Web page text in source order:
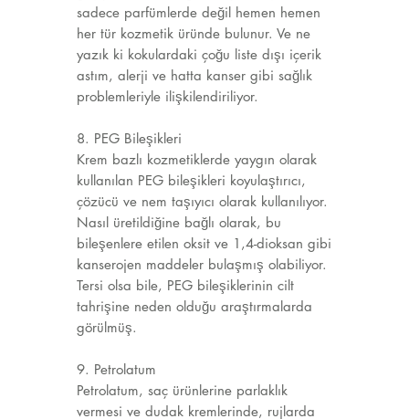
sadece parfümlerde değil hemen hemen
her tür kozmetik üründe bulunur. Ve ne
yazık ki kokulardaki çoğu liste dışı içerik
astım, alerji ve hatta kanser gibi sağlık
problemleriyle ilişkilendiriliyor.
8. PEG Bileşikleri
Krem bazlı kozmetiklerde yaygın olarak
kullanılan PEG bileşikleri koyulaştırıcı,
çözücü ve nem taşıyıcı olarak kullanılıyor.
Nasıl üretildiğine bağlı olarak, bu
bileşenlere etilen oksit ve 1,4-dioksan gibi
kanserojen maddeler bulaşmış olabiliyor.
Tersi olsa bile, PEG bileşiklerinin cilt
tahrişine neden olduğu araştırmalarda
görülmüş.
9. Petrolatum
Petrolatum, saç ürünlerine parlaklık
vermesi ve dudak kremlerinde, rujlarda